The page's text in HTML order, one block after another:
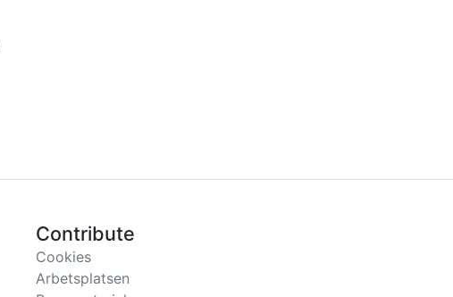
Contribute
Cookies
Arbetsplatsen